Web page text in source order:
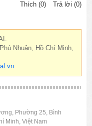
Thích (0)
Trả lời (0)
Nhuận, Hồ Chí Minh,
Phường 25, Bình
Minh, Việt Nam